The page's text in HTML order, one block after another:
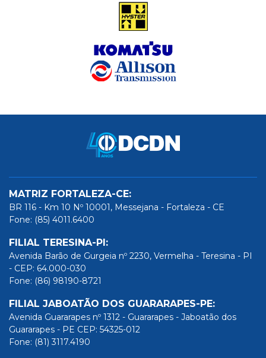
MATRIZ FORTALEZA-CE:
BR 116 - Km 10 Nº 10001, Messejana - Fortaleza - CE
Fone: (85) 4011.6400
FILIAL TERESINA-PI:
Avenida Barão de Gurgeia nº 2230, Vermelha - Teresina - PI
- CEP: 64.000-030
Fone: (86) 98190-8721
FILIAL JABOATÃO DOS GUARARAPES-PE:
Avenida Guararapes nº 1312 - Guararapes - Jaboatão dos
Guararapes - PE CEP: 54325-012
Fone: (81) 3117.4190